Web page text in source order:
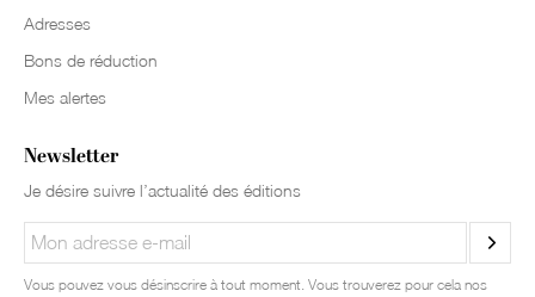
Adresses
Bons de réduction
Mes alertes
Newsletter
Je désire suivre l’actualité des éditions
Vous pouvez vous désinscrire à tout moment. Vous trouverez pour cela nos